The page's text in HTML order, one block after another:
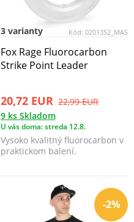
Kód: 0201352_MAS
3 varianty
Fox Rage Fluorocarbon
Strike Point Leader
20,72 EUR 22,99 EUR
9 ks Skladom
U vás doma: streda 12.8.
Vysoko kvalitný fluorocarbon v
praktickom balení.
-2%